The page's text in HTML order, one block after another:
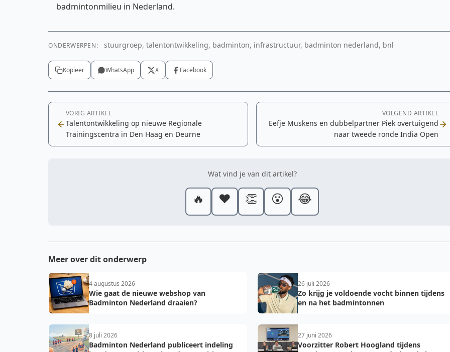
badmintonmilieu in Nederland.
ONDERWERPEN: stuurgroep, talentontwikkeling, badminton, infrastructuur, badminton nederland, bnl
Kopieer WhatsApp X Facebook
VORIG ARTIKEL
Talentontwikkeling op nieuwe Regionale
Trainingscentra in Den Haag en Deurne
VOLGEND ARTIKEL
Eefje Muskens en dubbelpartner Piek overtuigend
naar tweede ronde India Open
Wat vind je van dit artikel?
🔥 ❤️ 👏 😮 😂
Meer over dit onderwerp
4 augustus 2026
Wie gaat de nieuwe webshop van
Badminton Nederland draaien?
26 juli 2026
Zo krijg je voldoende vocht binnen tijdens
en na het badmintonnen
8 juli 2026
Badminton Nederland publiceert indeling
27 juni 2026
Voorzitter Robert Hoogland tijdens